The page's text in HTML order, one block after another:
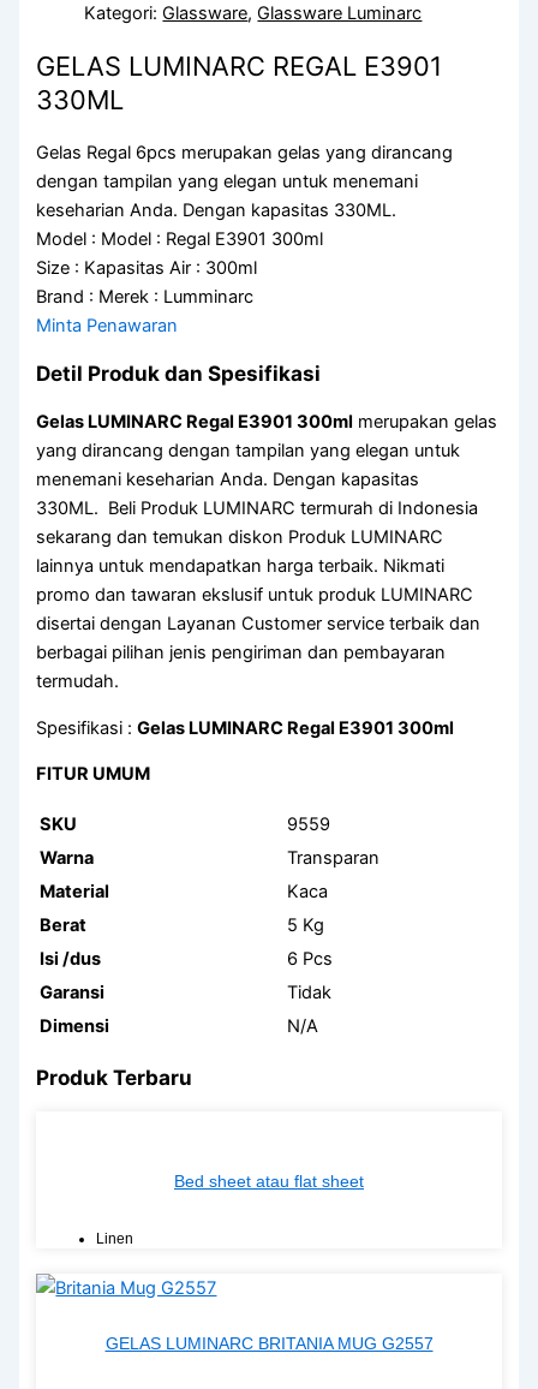
Kategori: Glassware,Glassware Luminarc
GELAS LUMINARC REGAL E3901
330ML
Gelas Regal 6pcs merupakan gelas yang dirancang
dengan tampilan yang elegan untuk menemani
keseharian Anda. Dengan kapasitas 330ML.
Model : Model : Regal E3901 300ml
Size : Kapasitas Air : 300ml
Brand : Merek : Lumminarc
Minta Penawaran
Detil Produk dan Spesifikasi
Gelas LUMINARC Regal E3901 300ml merupakan gelas
yang dirancang dengan tampilan yang elegan untuk
menemani keseharian Anda. Dengan kapasitas
330ML. Beli Produk LUMINARC termurah di Indonesia
sekarang dan temukan diskon Produk LUMINARC
lainnya untuk mendapatkan harga terbaik. Nikmati
promo dan tawaran ekslusif untuk produk LUMINARC
disertai dengan Layanan Customer service terbaik dan
berbagai pilihan jenis pengiriman dan pembayaran
termudah.
Spesifikasi :Gelas LUMINARC Regal E3901 300ml
FITUR UMUM
SKU
9559
Warna
Transparan
Material
Kaca
Berat
5 Kg
Isi /dus
6 Pcs
Garansi
Tidak
Dimensi
N/A
Produk Terbaru
Bed sheet atau flat sheet
Linen
GELAS LUMINARC BRITANIA MUG G2557